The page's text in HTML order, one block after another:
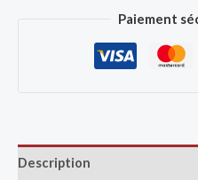
Paiement
Description